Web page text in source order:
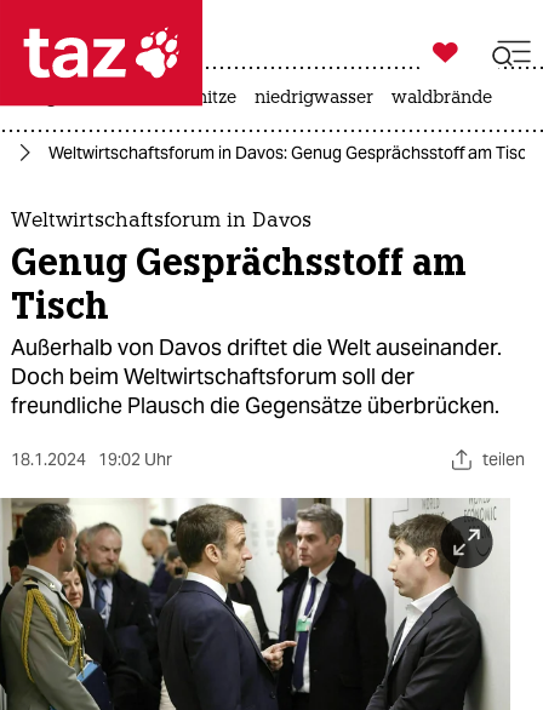
 taz zahl ich
taz zahl ich
themen
politik
öko
gesellschaft
sport
berlin
nord
wahrheit

taz zahl ich
hitze niedrigwasser waldbrände
Weltwirtschaftsforum in Davos: Genug Gesprächsstoff am Tisch
Weltwirtschaftsforum in Davos
Genug Gesprächsstoff am
Tisch
Außerhalb von Davos driftet die Welt auseinander.
Doch beim Weltwirtschaftsforum soll der
freundliche Plausch die Gegensätze überbrücken.
18.1.2024 19:02 Uhr teilen